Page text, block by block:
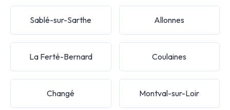
Sablé-sur-Sarthe Allonnes
La Ferté-Bernard Coulaines
Changé Montval-sur-Loir